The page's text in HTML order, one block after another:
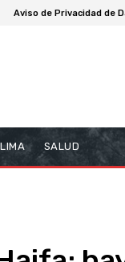
Aviso de Privacidad de
SALUD